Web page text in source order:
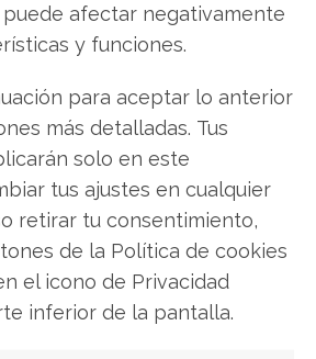
afectar negativamente
y funciones.
para aceptar lo anterior
más detalladas. Tus
solo en este
tus ajustes en cualquier
retirar tu consentimiento,
de la Política de cookies
el icono de Privacidad
inferior de la pantalla.
Twitter
LinkedIn
Copiar enlace